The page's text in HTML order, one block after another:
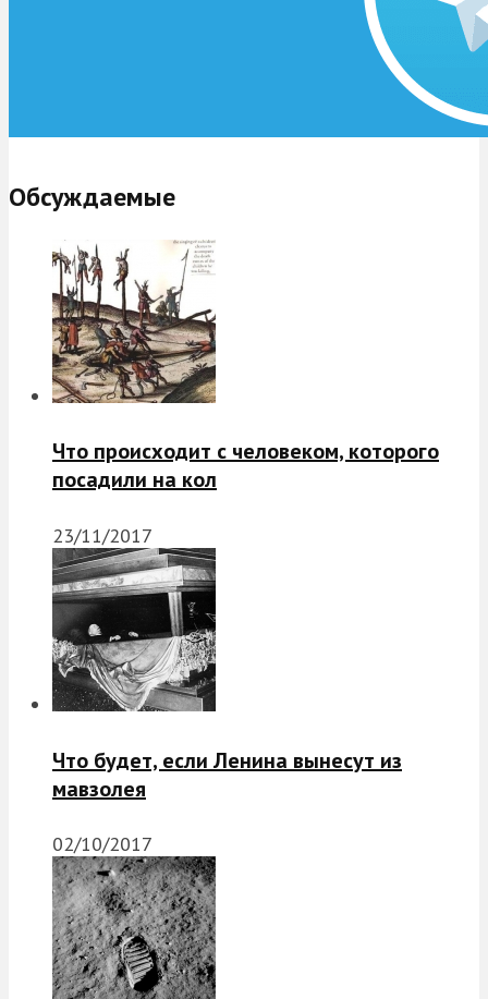
Обсуждаемые
Что происходит с человеком, которого
посадили на кол
23/11/2017
Что будет, если Ленина вынесут из
мавзолея
02/10/2017